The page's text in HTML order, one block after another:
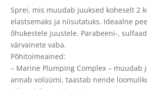
Sprei, mis muudab juuksed koheselt 2
elastsemaks ja niisutatuks. Ideaalne
õhukestele juustele. Parabeeni-,
värvainete vaba.
Põhitoimeained:
– Marine Plumping Complex – muudab
annab volüümi, taastab nende